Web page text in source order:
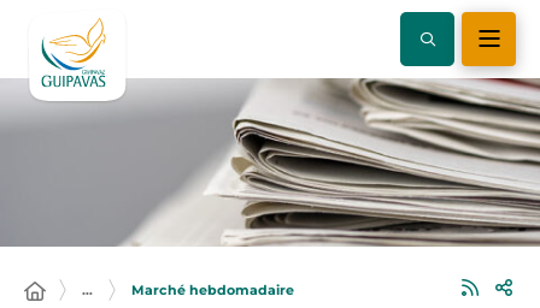
… Marché hebdomadaire